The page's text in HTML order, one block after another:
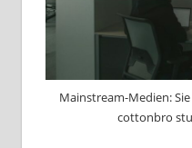
Mainstream-Medien:
cottonbro